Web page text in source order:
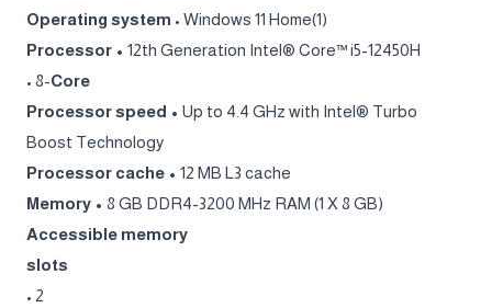
Operating system • Windows 11 Home(1)
Processor • 12th Generation Intel® Core™ i5-12450H
• 8-Core
Processor speed • Up to 4.4 GHz with Intel® Turbo
Boost Technology
Processor cache • 12 MB L3 cache
Memory • 8 GB DDR4-3200 MHz RAM (1 X 8 GB)
Accessible memory
slots
• 2